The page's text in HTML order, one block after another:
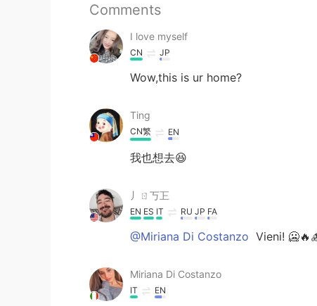
Comments
I love myself
CN JP
Wow,this is ur home?
Ting
CN繁 EN
我也想去😆
丿ㄖ丂㠪
EN ES IT RU JP FA
@Miriana Di Costanzo Vieni!
Miriana Di Costanzo
IT EN